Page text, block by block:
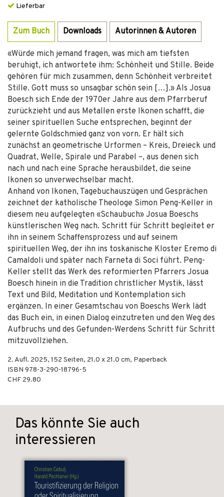
Lieferbar
Zum Buch Downloads Autorinnen & Autoren
«Würde mich jemand fragen, was mich am tiefsten
beruhigt, ich antwortete ihm: Schönheit und Stille. Beide
gehören für mich zusammen, denn Schönheit verbreitet
Stille. Gott muss so unsagbar schön sein […].» Als Josua
Boesch sich Ende der 1970er Jahre aus dem Pfarrberuf
zurückzieht und aus Metallen erste Ikonen schafft, die
seiner spirituellen Suche entsprechen, beginnt der
gelernte Goldschmied ganz von vorn. Er hält sich
zunächst an geometrische Urformen – Kreis, Dreieck und
Quadrat, Welle, Spirale und Parabel –, aus denen sich
nach und nach eine Sprache herausbildet, die seine
Ikonen so unverwechselbar macht.
Anhand von Ikonen, Tagebuchauszügen und Gesprächen
zeichnet der katholische Theologe Simon Peng-Keller in
diesem neu aufgelegten «Schaubuch» Josua Boeschs
künstlerischen Weg nach. Schritt für Schritt begleitet er
ihn in seinem Schaffensprozess und auf seinem
spirituellen Weg, der ihn ins toskanische Kloster Eremo di
Camaldoli und später nach Farneta di Soci führt. Peng-
Keller stellt das Werk des reformierten Pfarrers Josua
Boesch hinein in die Tradition christlicher Mystik, lässt
Text und Bild, Meditation und Kontemplation sich
ergänzen. In einer Gesamtschau von Boeschs Werk lädt
das Buch ein, in einen Dialog einzutreten und den Weg des
Aufbruchs und des Gefunden-Werdens Schritt für Schritt
mitzuvollziehen.
2. Aufl. 2025, 152 Seiten, 21.0 x 21.0 cm, Paperback
ISBN 978-3-290-18796-5
CHF 29.80
Das könnte Sie auch
interessieren